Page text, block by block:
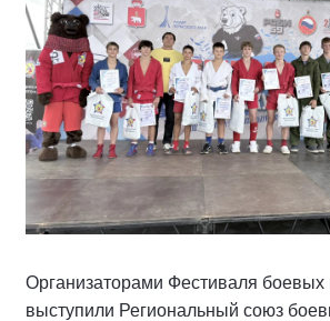
Организаторами Фестиваля боевых
выступили Региональный союз